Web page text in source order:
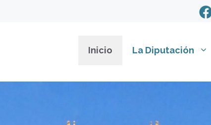
Inicio La Diputación